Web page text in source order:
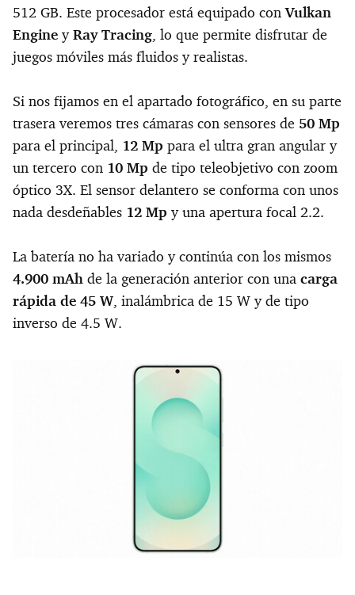
512 GB. Este procesador está equipado conVulkan
Engine yRay Tracing, lo que permite disfrutar de
juegos móviles más fluidos y realistas.
Si nos fijamos en el apartado fotográfico, en su parte
trasera veremos tres cámaras con sensores de 50 Mp
para el principal, 12 Mp para el ultra gran angular y
un tercero con 10 Mp de tipo teleobjetivo con zoom
óptico 3X. El sensor delantero se conforma con unos
nada desdeñables 12 Mp y una apertura focal 2.2.
La batería no ha variado y continúa con los mismos
4.900 mAh de la generación anterior con una carga
rápida de 45 W, inalámbrica de 15 W y de tipo
inverso de 4.5 W.